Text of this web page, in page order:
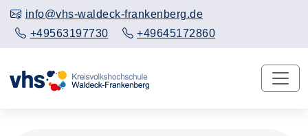
info@vhs-waldeck-frankenberg.de
+49563197730
+49645172860